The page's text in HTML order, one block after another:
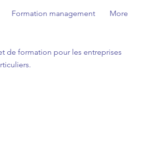
Formation management More
de formation pour les entreprises